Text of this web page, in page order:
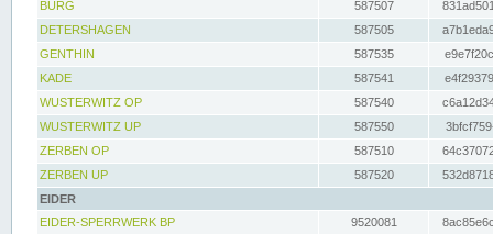
BURG
587507
DETERSHAGEN
587505
GENTHIN
587535
KADE
587541
WUSTERWITZ OP
587540
WUSTERWITZ UP
587550
ZERBEN OP
587510
ZERBEN UP
587520
EIDER
EIDER-SPERRWERK BP
9520081